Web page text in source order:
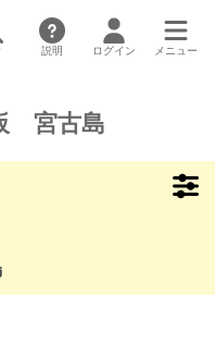
説明 ログイン メニュー
宮古島